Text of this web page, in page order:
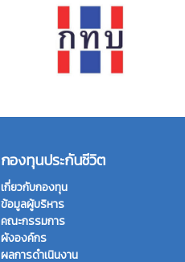
กองทุนประกันชีวิต
เกี่ยวกับกองทุน
ข้อมูลผู้บริหาร
คณะกรรมการ
ผังองค์กร
ผลการดำเนินงาน